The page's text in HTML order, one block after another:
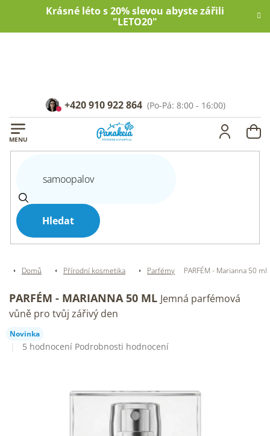
Krásné léto s 20% slevou abyste zářili
"LETO20"
Hledat
+420 910 922 864
Domů Přírodní kosmetika Parfémy PARFÉM - Marianna 50 ml
PARFÉM - MARIANNA 50 ML Jemná parfémová
vůně pro tvůj zářivý den
Novinka
Průměrné
5 hodnocení Podrobnosti hodnocení